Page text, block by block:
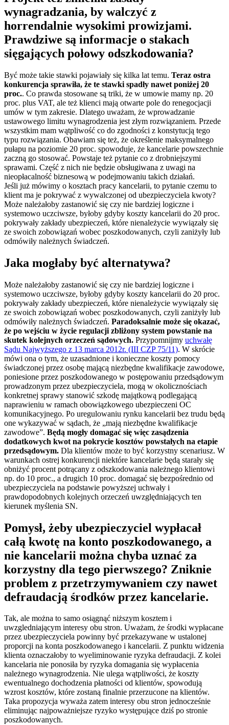
wynagradzania, by walczyć z
horrendalnie wysokimi prowizjami.
Prawdziwe są informacje o stakach
sięgających połowy odszkodowania?
Być może takie stawki pojawiały się kilka lat temu. Teraz ostra
konkurencja sprawiła, że te stawki spadły nawet poniżej 20
proc.. Co prawda stosowane są triki, że w umowie mamy np. 20
proc. plus VAT, ale też klienci mają otwarte pole do renegocjacji
umów w tym zakresie. Dlatego uważam, że wprowadzanie
ustawowego limitu wynagrodzenia jest złym rozwiązaniem. Przede
wszystkim mam wątpliwość co do zgodności z konstytucją tego
typu rozwiązania. Obawiam się też, że określenie maksymalnego
pułapu na poziomie 20 proc. spowoduje, że kancelarie powszechnie
zaczną go stosować. Powstaje też pytanie co z drobniejszymi
sprawami. Część z nich nie będzie obsługiwana z uwagi na
nieopłacalność biznesową w podejmowaniu takich działań.
Jeśli już mówimy o kosztach pracy kancelarii, to pytanie czemu to
klient ma je pokrywać z wywalczonej od ubezpieczyciela kwoty?
Może należałoby zastanowić się czy nie bardziej logiczne i
systemowo uczciwsze, byłoby gdyby koszty kancelarii do 20 proc.
pokrywały zakłady ubezpieczeń, które nienależycie wywiązały się
ze swoich zobowiązań wobec poszkodowanych, czyli zaniżyły lub
odmówiły należnych świadczeń.
Jaka mogłaby być alternatywa?
Może należałoby zastanowić się czy nie bardziej logiczne i
systemowo uczciwsze, byłoby gdyby koszty kancelarii do 20 proc.
pokrywały zakłady ubezpieczeń, które nienależycie wywiązały się
ze swoich zobowiązań wobec poszkodowanych, czyli zaniżyły lub
odmówiły należnych świadczeń. Paradoksalnie może się okazać,
że po wejściu w życie regulacji zbliżony system powstanie na
skutek kolejnych orzeczeń sądowych. Przypomnijmy uchwałę
Sądu Najwyższego z 13 marca 2012r. (III CZP 75/11). W skrócie
mówi ona o tym, że uzasadnione i konieczne koszty pomocy
świadczonej przez osobę mającą niezbędne kwalifikacje zawodowe,
poniesione przez poszkodowanego w postępowaniu przedsądowym
prowadzonym przez ubezpieczyciela, mogą w okolicznościach
konkretnej sprawy stanowić szkodę majątkową podlegającą
naprawieniu w ramach obowiązkowego ubezpieczeni OC
komunikacyjnego. Po uregulowaniu rynku kancelarii bez trudu będą
one wykazywać w sądach, że „mają niezbędne kwalifikacje
zawodowe”. Będą mogły domagać się więc zasądzenia
dodatkowych kwot na pokrycie kosztów powstałych na etapie
przedsądowym. Dla klientów może to być korzystny scenariusz. W
warunkach ostrej konkurencji niektóre kancelarie będą starały się
obniżyć procent potrącany z odszkodowania należnego klientowi
np. do 10 proc., a drugich 10 proc. domagać się bezpośrednio od
ubezpieczyciela na podstawie powyższej uchwały i
prawdopodobnych kolejnych orzeczeń uwzględniających ten
kierunek myślenia SN.
Pomysł, żeby ubezpieczyciel wypłacał
całą kwotę na konto poszkodowanego, a
nie kancelarii można chyba uznać za
korzystny dla tego pierwszego? Zniknie
problem z przetrzymywaniem czy nawet
defraudacją środków przez kancelarie.
Tak, ale można to samo osiągnąć niższym kosztem i
uwzgledniającym interesy obu stron. Uważam, że środki wypłacane
przez ubezpieczyciela powinny być przekazywane w ustalonej
proporcji na konta poszkodowanego i kancelarii. Z punktu widzenia
klienta oznaczałoby to wyeliminowanie ryzyka defraudacji. Z kolei
kancelaria nie ponosiła by ryzyka domagania się wypłacenia
należnego wynagrodzenia. Nie ulega wątpliwości, że koszty
ewentualnego dochodzenia płatności od klientów, spowodują
wzrost kosztów, które zostaną finalnie przerzucone na klientów.
Taka propozycja wyważa zatem interesy obu stron jednocześnie
eliminując najpoważniejsze ryzyko występujące dziś po stronie
poszkodowanych.